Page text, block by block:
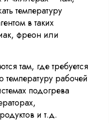
температуру
в таких
фреон или
там, где требуется
рабочей
подогрева
и т.д.